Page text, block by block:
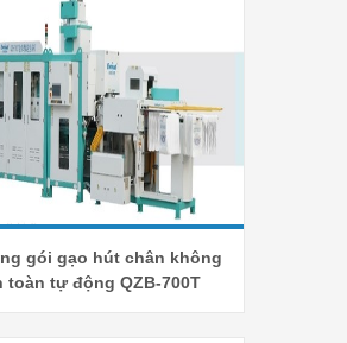
gói gạo hút chân không
toàn tự động QZB-700T